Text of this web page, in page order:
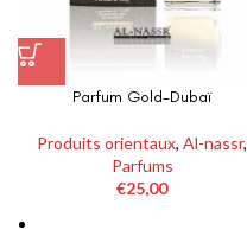
Parfum Gold-Dubaï
Produits orientaux, Al-nassr,
Parfums
€25,00